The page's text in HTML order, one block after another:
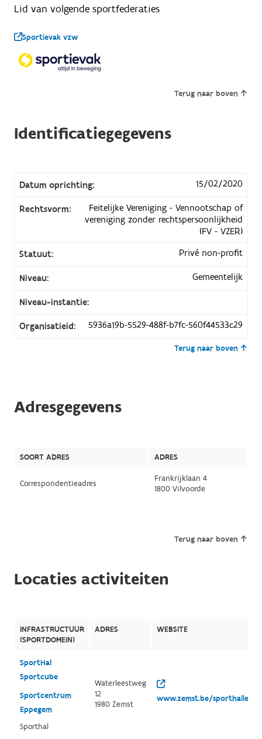
Lid van volgende sportfederaties
Sportievak vzw
Terug naar boven
Identificatiegegevens
Datum oprichting: 15/02/2020
Rechtsvorm:
Feitelijke Vereniging - Vennootschap of
vereniging zonder rechtspersoonlijkheid
(FV - VZER)
Statuut:
Privé non-profit
Niveau: Gemeentelijk
Niveau-instantie:
Organisatieid: 5936a19b-5529-488f-b7fc-560f44533c29
Terug naar boven
Adresgegevens
SOORT ADRES ADRES
Correspondentieadres
Frankrijklaan 4
1800 Vilvoorde
Terug naar boven
Locaties activiteiten
INFRASTRUCTUUR
(SPORTDOMEIN)
ADRES WEBSITE
SportHal
Sportcube
Sportcentrum
Eppegem
Sporthal
Waterleestweg
12
1980 Zemst
www.zemst.be/sporthallen